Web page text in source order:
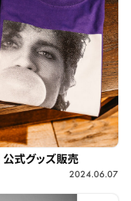
公式グッズ販売
2024.06.07